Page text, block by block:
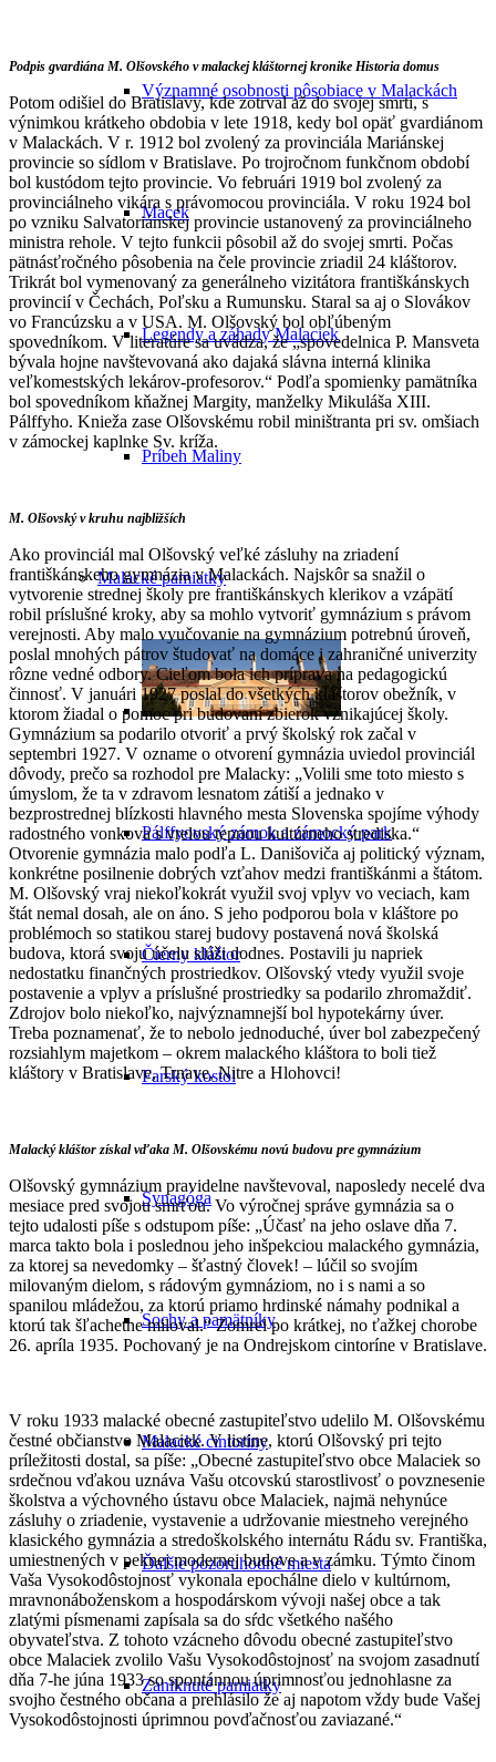
Významné osobnosti pôsobiace v Malackách
Macek
Legendy a záhady Malaciek
Príbeh Maliny
Malacké pamiatky
Pálffyovský zámok a zámocký park
Čierny kláštor
Farský kostol
Synagóga
Sochy a pamätníky
Malacké cintoríny
Ďalšie pozoruhodné miesta
Zaniknuté pamiatky
Podpis gvardiána M. Olšovského v malackej kláštornej kronike Historia domus
Potom odišiel do Bratislavy, kde zotrval až do svojej smrti, s
výnimkou krátkeho obdobia v lete 1918, kedy bol opäť gvardiánom
v Malackách. V r. 1912 bol zvolený za provinciála Mariánskej
provincie so sídlom v Bratislave. Po trojročnom funkčnom období
bol kustódom tejto provincie. Vo februári 1919 bol zvolený za
provinciálneho vikára s právomocou provinciála. V roku 1924 bol
po vzniku Salvatoriánskej provincie ustanovený za provinciálneho
ministra rehole. V tejto funkcii pôsobil až do svojej smrti. Počas
pätnásťročného pôsobenia na čele provincie zriadil 24 kláštorov.
Trikrát bol vymenovaný za generálneho vizitátora františkánskych
provincií v Čechách, Poľsku a Rumunsku. Staral sa aj o Slovákov
vo Francúzsku a v USA. M. Olšovský bol obľúbeným
spovedníkom. V literatúre sa uvádza, že „spovedelnica P. Mansveta
bývala hojne navštevovaná ako dajaká slávna interná klinika
veľkomestských lekárov-profesorov.“ Podľa spomienky pamätníka
bol spovedníkom kňažnej Margity, manželky Mikuláša XIII.
Pálffyho. Knieža zase Olšovskému robil miništranta pri sv. omšiach
v zámockej kaplnke Sv. kríža.
M. Olšovský v kruhu najbližších
Ako provinciál mal Olšovský veľké zásluhy na zriadení
františkánskeho gymnázia v Malackách. Najskôr sa snažil o
vytvorenie strednej školy pre františkánskych klerikov a vzápätí
robil príslušné kroky, aby sa mohlo vytvoriť gymnázium s právom
verejnosti. Aby malo vyučovanie na gymnázium potrebnú úroveň,
poslal mnohých pátrov študovať na domáce i zahraničné univerzity
rôzne vedné odbory. Cieľom bola ich príprava na pedagogickú
činnosť. V januári 1927 poslal do všetkých kláštorov obežník, v
ktorom žiadal o pomoc pri budovaní zbierok vznikajúcej školy.
Gymnázium sa podarilo otvoriť a prvý školský rok začal v
septembri 1927. V ozname o otvorení gymnázia uviedol provinciál
dôvody, prečo sa rozhodol pre Malacky: „Volili sme toto miesto s
úmyslom, že ta v zdravom lesnatom zátiší a jednako v
bezprostrednej blízkosti hlavného mesta Slovenska spojíme výhody
radostného vonkova s vrelou tepnou kultúrneho strediska.“
Otvorenie gymnázia malo podľa L. Danišoviča aj politický význam,
konkrétne posilnenie dobrých vzťahov medzi františkánmi a štátom.
M. Olšovský vraj niekoľkokrát využil svoj vplyv vo veciach, kam
štát nemal dosah, ale on áno. S jeho podporou bola v kláštore po
problémoch so statikou starej budovy postavená nová školská
budova, ktorá svoju účelu slúži dodnes. Postavili ju napriek
nedostatku finančných prostriedkov. Olšovský vtedy využil svoje
postavenie a vplyv a príslušné prostriedky sa podarilo zhromaždiť.
Zdrojov bolo niekoľko, najvýznamnejší bol hypotekárny úver.
Treba poznamenať, že to nebolo jednoduché, úver bol zabezpečený
rozsiahlym majetkom – okrem malackého kláštora to boli tiež
kláštory v Bratislave, Trnave, Nitre a Hlohovci!
Malacký kláštor získal vďaka M. Olšovskému novú budovu pre gymnázium
Olšovský gymnázium pravidelne navštevoval, naposledy necelé dva
mesiace pred svojou smrťou. Vo výročnej správe gymnázia sa o
tejto udalosti píše s odstupom píše: „Účasť na jeho oslave dňa 7.
marca takto bola i poslednou jeho inšpekciou malackého gymnázia,
za ktorej sa nevedomky – šťastný človek! – lúčil so svojím
milovaným dielom, s rádovým gymnáziom, no i s nami a so
spanilou mládežou, za ktorú priamo hrdinské námahy podnikal a
ktorú tak šľachetne miloval.“ Zomrel po krátkej, no ťažkej chorobe
26. apríla 1935. Pochovaný je na Ondrejskom cintoríne v Bratislave.
V roku 1933 malacké obecné zastupiteľstvo udelilo M. Olšovskému
čestné občianstvo Malaciek. V listine, ktorú Olšovský pri tejto
príležitosti dostal, sa píše: „Obecné zastupiteľstvo obce Malaciek so
srdečnou vďakou uznáva Vašu otcovskú starostlivosť o povznesenie
školstva a výchovného ústavu obce Malaciek, najmä nehynúce
zásluhy o zriadenie, vystavenie a udržovanie miestneho verejného
klasického gymnázia a stredoškolského internátu Rádu sv. Františka,
umiestnených v peknej modernej budove a v zámku. Týmto činom
Vaša Vysokodôstojnosť vykonala epochálne dielo v kultúrnom,
mravnonáboženskom a hospodárskom vývoji našej obce a tak
zlatými písmenami zapísala sa do sŕdc všetkého našého
obyvateľstva. Z tohoto vzácneho dôvodu obecné zastupiteľstvo
obce Malaciek zvolilo Vašu Vysokodôstojnosť na svojom zasadnutí
dňa 7-he júna 1933 so spontánnou úprimnosťou jednohlasne za
svojho čestného občana a prehlásilo že aj napotom vždy bude Vašej
Vysokodôstojnosti úprimnou povďačnosťou zaviazané.“